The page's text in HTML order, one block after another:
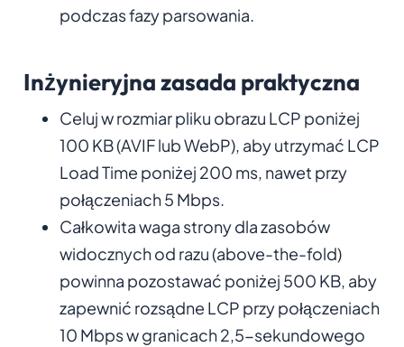
podczas fazy parsowania.
Inżynieryjna zasada praktyczna
Celuj w rozmiar pliku obrazu LCP poniżej
100 KB (AVIF lub WebP), aby utrzymać LCP
Load Time poniżej 200 ms, nawet przy
połączeniach 5 Mbps.
Całkowita waga strony dla zasobów
widocznych od razu (above-the-fold)
powinna pozostawać poniżej 500 KB, aby
zapewnić rozsądne LCP przy połączeniach
10 Mbps w granicach 2,5-sekundowego